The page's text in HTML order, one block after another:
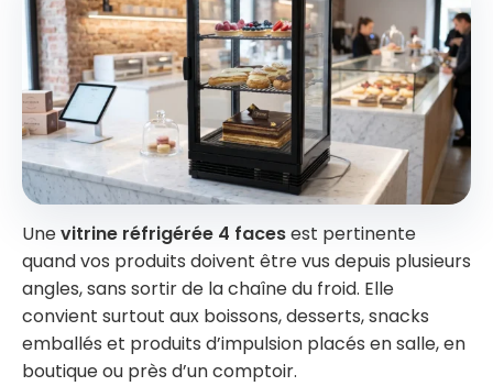
Unevitrine réfrigérée 4 facesest pertinente
quand vos produits doivent être vus depuis plusieurs
angles, sans sortir de la chaîne du froid. Elle
convient surtout aux boissons, desserts, snacks
emballés et produits d’impulsion placés en salle, en
boutique ou près d’un comptoir.